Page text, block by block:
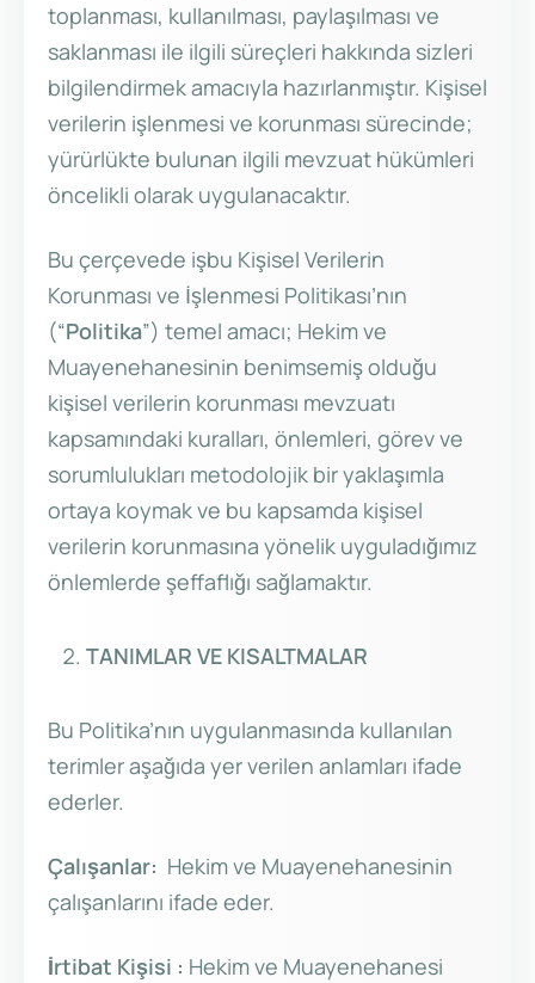
toplanması, kullanılması, paylaşılması ve
saklanması ile ilgili süreçleri hakkında sizleri
bilgilendirmek amacıyla hazırlanmıştır. Kişisel
verilerin işlenmesi ve korunması sürecinde;
yürürlükte bulunan ilgili mevzuat hükümleri
öncelikli olarak uygulanacaktır.
Bu çerçevede işbu Kişisel Verilerin
Korunması ve İşlenmesi Politikası’nın
(“Politika”) temel amacı; Hekim ve
Muayenehanesinin benimsemiş olduğu
kişisel verilerin korunması mevzuatı
kapsamındaki kuralları, önlemleri, görev ve
sorumlulukları metodolojik bir yaklaşımla
ortaya koymak ve bu kapsamda kişisel
verilerin korunmasına yönelik uyguladığımız
önlemlerde şeffaflığı sağlamaktır.
TANIMLAR VE KISALTMALAR
Bu Politika’nın uygulanmasında kullanılan
terimler aşağıda yer verilen anlamları ifade
ederler.
Çalışanlar: Hekim ve Muayenehanesinin
çalışanlarını ifade eder.
İrtibat Kişisi : Hekim ve Muayenehanesi